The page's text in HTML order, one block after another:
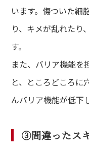
います。傷ついた細
り、キメが乱れたり
す。
また、バリア機能を
と、ところどころに
んバリア機能が低下
③間違ったス